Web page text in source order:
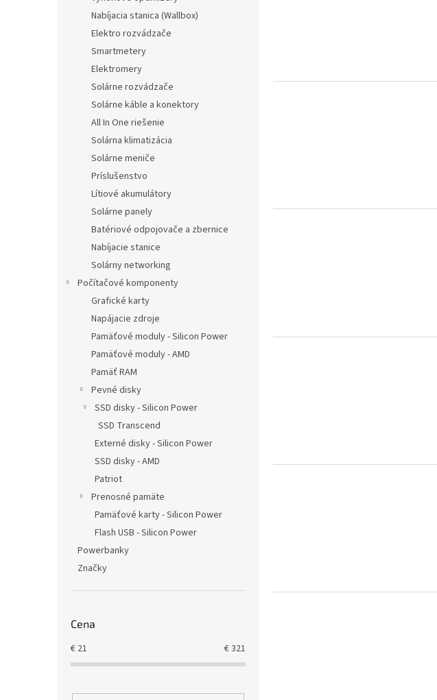
Nabíjacia stanica (Wallbox)
Elektro rozvádzače
Smartmetery
Elektromery
Solárne rozvádzače
Solárne káble a konektory
All In One riešenie
Solárna klimatizácia
Solárne meniče
Príslušenstvo
Lítiové akumulátory
Solárne panely
Batériové odpojovače a zbernice
Nabíjacie stanice
Solárny networking
Počítačové komponenty
Grafické karty
Napájacie zdroje
Pamäťové moduly - Silicon Power
Pamäťové moduly - AMD
Pamäť RAM
Pevné disky
SSD disky - Silicon Power
SSD Transcend
Externé disky - Silicon Power
SSD disky - AMD
Patriot
Prenosné pamäte
Pamäťové karty - Silicon Power
Flash USB - Silicon Power
Powerbanky
Značky
Cena
€ 21 €321
t
d